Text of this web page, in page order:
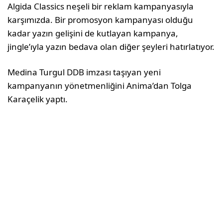
Algida Classics neşeli bir reklam kampanyasıyla
karşımızda. Bir promosyon kampanyası olduğu
kadar yazın gelişini de kutlayan kampanya,
jingle’ıyla yazın bedava olan diğer şeyleri hatırlatıyor.
Medina Turgul DDB imzası taşıyan yeni
kampanyanın yönetmenliğini Anima’dan Tolga
Karaçelik yaptı.